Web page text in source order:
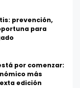
prevención,
para
por comenzar:
más
edición